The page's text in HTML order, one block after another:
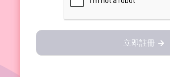
立即註冊